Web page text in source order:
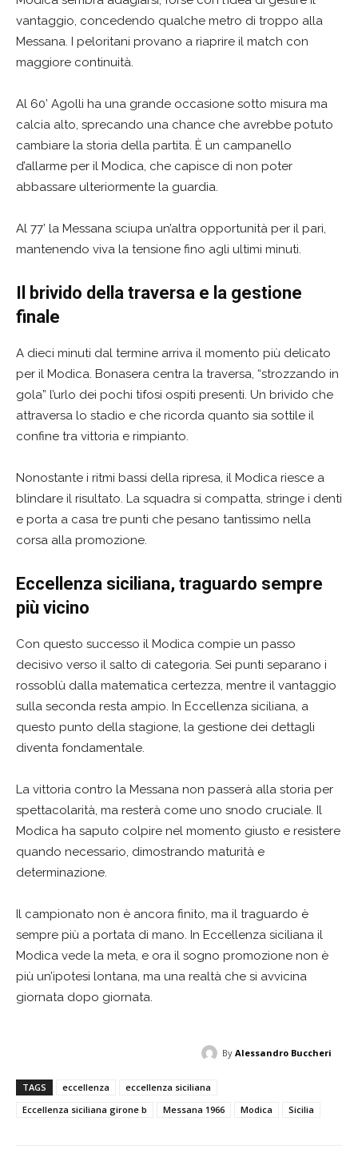
vantaggio, concedendo qualche metro di troppo alla
Messana. I peloritani provano a riaprire il match con
maggiore continuità.
Al 60’ Agolli ha una grande occasione sotto misura ma
calcia alto, sprecando una chance che avrebbe potuto
cambiare la storia della partita. È un campanello
d’allarme per il Modica, che capisce di non poter
abbassare ulteriormente la guardia.
Al 77’ la Messana sciupa un’altra opportunità per il pari,
mantenendo viva la tensione fino agli ultimi minuti.
Il brivido della traversa e la gestione
finale
A dieci minuti dal termine arriva il momento più delicato
per il Modica. Bonasera centra la traversa, “strozzando in
gola” l’urlo dei pochi tifosi ospiti presenti. Un brivido che
attraversa lo stadio e che ricorda quanto sia sottile il
confine tra vittoria e rimpianto.
Nonostante i ritmi bassi della ripresa, il Modica riesce a
blindare il risultato. La squadra si compatta, stringe i denti
e porta a casa tre punti che pesano tantissimo nella
corsa alla promozione.
Eccellenza siciliana, traguardo sempre
più vicino
Con questo successo il Modica compie un passo
decisivo verso il salto di categoria. Sei punti separano i
rossoblù dalla matematica certezza, mentre il vantaggio
sulla seconda resta ampio. In Eccellenza siciliana, a
questo punto della stagione, la gestione dei dettagli
diventa fondamentale.
La vittoria contro la Messana non passerà alla storia per
spettacolarità, ma resterà come uno snodo cruciale. Il
Modica ha saputo colpire nel momento giusto e resistere
quando necessario, dimostrando maturità e
determinazione.
Il campionato non è ancora finito, ma il traguardo è
sempre più a portata di mano. In Eccellenza siciliana il
Modica vede la meta, e ora il sogno promozione non è
più un’ipotesi lontana, ma una realtà che si avvicina
giornata dopo giornata.
By Alessandro Buccheri
TAGS eccellenza
eccellenza siciliana
Eccellenza siciliana girone b
Messana 1966 Modica Sicilia